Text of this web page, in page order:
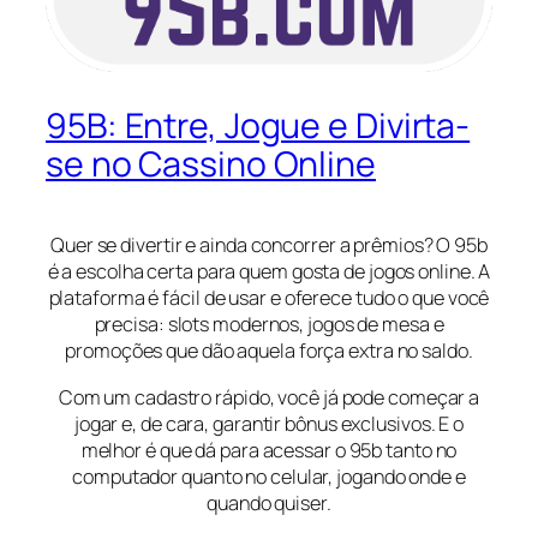
95B: Entre, Jogue e Divirta-
se no Cassino Online
Quer se divertir e ainda concorrer a prêmios? O 95b
é a escolha certa para quem gosta de jogos online. A
plataforma é fácil de usar e oferece tudo o que você
precisa: slots modernos, jogos de mesa e
promoções que dão aquela força extra no saldo.
Com um cadastro rápido, você já pode começar a
jogar e, de cara, garantir bônus exclusivos. E o
melhor é que dá para acessar o 95b tanto no
computador quanto no celular, jogando onde e
quando quiser.